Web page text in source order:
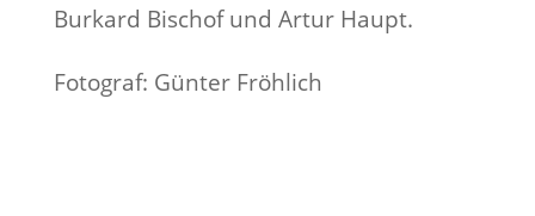
Burkard Bischof und Artur Haupt.
Fotograf: Günter Fröhlich